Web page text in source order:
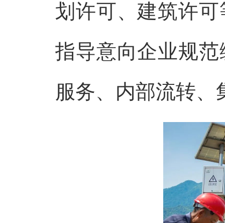
划许可、建筑许
指导意向企业规
服务、内部流转